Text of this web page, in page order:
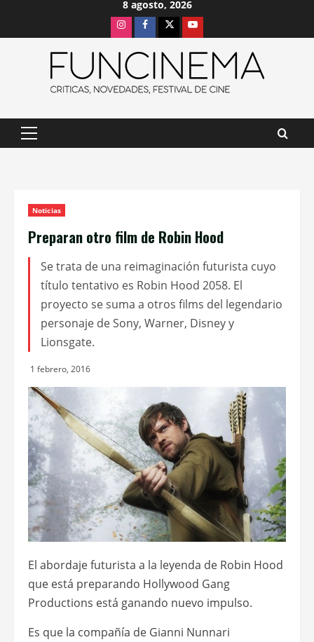
8 agosto, 2026
InstagramFacebook
X Youtube
Menú
Noticias
Preparan otro film de Robin Hood
Se trata de una reimaginación futurista cuyo
título tentativo es Robin Hood 2058. El
proyecto se suma a otros films del legendario
personaje de Sony, Warner, Disney y
Lionsgate.
1 febrero, 2016
El abordaje futurista a la leyenda de Robin Hood
que está preparando Hollywood Gang
Productions está ganando nuevo impulso.
Es que la compañía de Gianni Nunnari